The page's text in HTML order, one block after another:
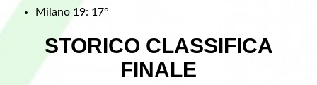
Milano 19: 17°
STORICO CLASSIFICA
FINALE